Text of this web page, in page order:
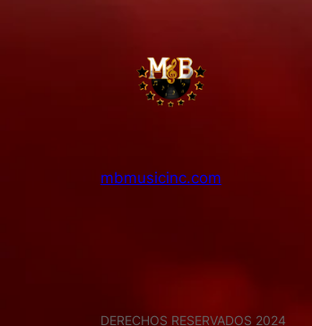
mbmusicinc.com
DERECHOS RESERVADOS 2024